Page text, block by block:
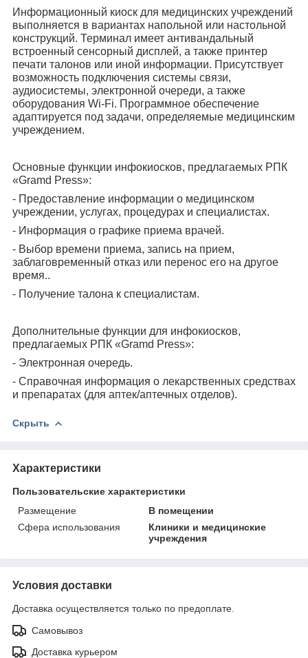
Информационный киоск для медицинских учреждений
выполняется в вариантах напольной или настольной
конструкций. Терминал имеет антивандальный
встроенный сенсорный дисплей, а также принтер
печати талонов или иной информации. Присутствует
возможность подключения системы связи,
аудиосистемы, электронной очереди, а также
оборудования Wi-Fi. Программное обеспечение
адаптируется под задачи, определяемые медицинским
учреждением.
Основные функции инфокиосков, предлагаемых РПК
«Gramd Press»:
- Предоставление информации о медицинском
учреждении, услугах, процедурах и специалистах.
- Информация о графике приема врачей.
- Выбор времени приема, запись на прием,
заблаговременный отказ или перенос его на другое
время..
- Получение талона к специалистам.
Дополнительные функции для инфокиосков,
предлагаемых РПК «Gramd Press»:
- Электронная очередь.
- Справочная информация о лекарственных средствах
и препаратах (для аптек/аптечных отделов).
Скрыть
Характеристики
Пользовательские характеристики
Размещение
В помещении
Сфера использования
Клиники и медицинские
учреждения
Условия доставки
Доставка осуществляется только по предоплате.
Самовывоз
Доставка курьером